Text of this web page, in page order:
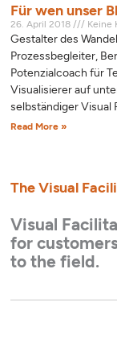
Für wen unser
26. April 2018 Keine
Gestalter des
Prozessbegleiter,
Potenzialcoach für
Visualisierer auf
selbständiger Visual
Read More »
The Visual
Visual
for
to the field.